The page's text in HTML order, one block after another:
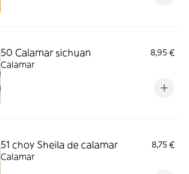
50 Calamar sichuan
8,95 €
Calamar
51 choy Sheila de calamar
8,75 €
Calamar